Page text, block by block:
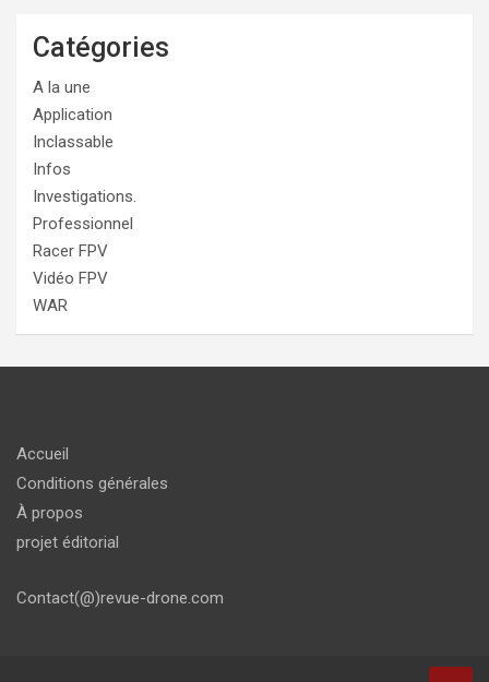
Catégories
A la une
Application
Inclassable
Infos
Investigations.
Professionnel
Racer FPV
Vidéo FPV
WAR
Accueil
Conditions générales
À propos
projet éditorial
Contact(@)revue-drone.com